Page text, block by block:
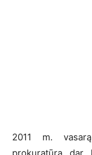
2011 m.